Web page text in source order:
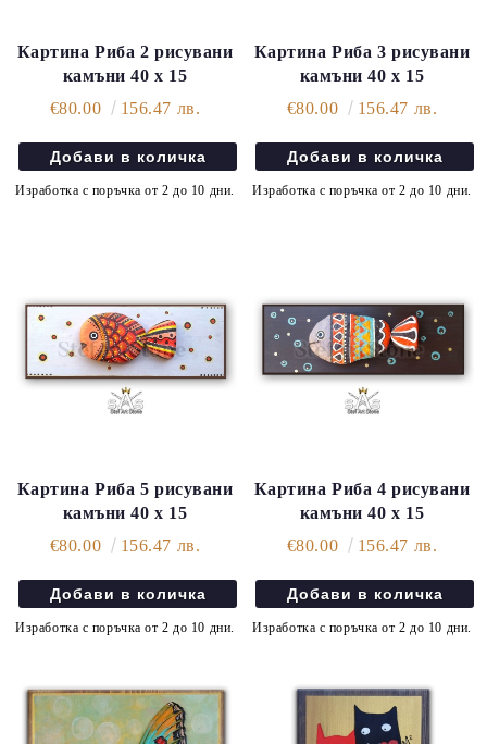
Картина Риба 2 рисувани
камъни 40 х 15
€80.00
156.47 лв.
Изработка с поръчка от 2 до 10 дни.
Картина Риба 3 рисувани
камъни 40 х 15
€80.00
156.47 лв.
Изработка с поръчка от 2 до 10 дни.
Картина Риба 5 рисувани
камъни 40 х 15
€80.00
156.47 лв.
Изработка с поръчка от 2 до 10 дни.
Картина Риба 4 рисувани
камъни 40 х 15
€80.00
156.47 лв.
Изработка с поръчка от 2 до 10 дни.